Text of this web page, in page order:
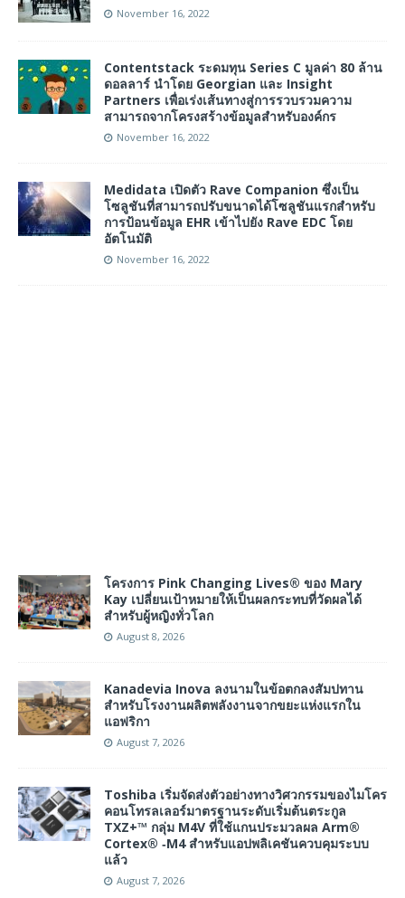
November 16, 2022
Contentstack ระดมทุน Series C มูลค่า 80 ล้าน
ดอลลาร์ นำโดย Georgian และ Insight
Partners เพื่อเร่งเส้นทางสู่การรวบรวมความ
สามารถจากโครงสร้างข้อมูลสำหรับองค์กร
November 16, 2022
Medidata เปิดตัว Rave Companion ซึ่งเป็น
โซลูชันที่สามารถปรับขนาดได้โซลูชันแรกสำหรับ
การป้อนข้อมูล EHR เข้าไปยัง Rave EDC โดย
อัตโนมัติ
November 16, 2022
โครงการ Pink Changing Lives® ของ Mary
Kay เปลี่ยนเป้าหมายให้เป็นผลกระทบที่วัดผลได้
สำหรับผู้หญิงทั่วโลก
August 8, 2026
Kanadevia Inova ลงนามในข้อตกลงสัมปทาน
สำหรับโรงงานผลิตพลังงานจากขยะแห่งแรกใน
แอฟริกา
August 7, 2026
Toshiba เริ่มจัดส่งตัวอย่างทางวิศวกรรมของไมโคร
คอนโทรลเลอร์มาตรฐานระดับเริ่มต้นตระกูล
TXZ+™ กลุ่ม M4V ที่ใช้แกนประมวลผล Arm®
Cortex® ‑M4 สำหรับแอปพลิเคชันควบคุมระบบ
แล้ว
August 7, 2026